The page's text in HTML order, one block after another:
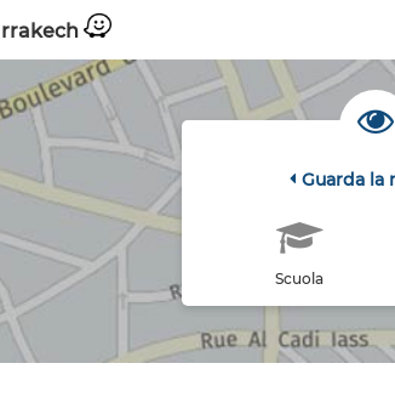
Guarda la
Scuola